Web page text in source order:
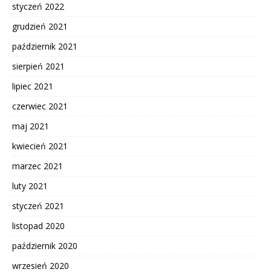
styczeń 2022
grudzień 2021
październik 2021
sierpień 2021
lipiec 2021
czerwiec 2021
maj 2021
kwiecień 2021
marzec 2021
luty 2021
styczeń 2021
listopad 2020
październik 2020
wrzesień 2020